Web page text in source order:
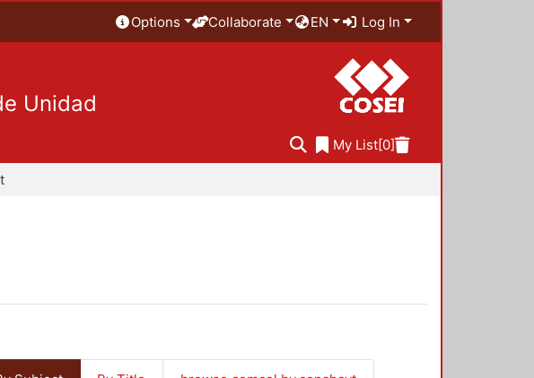
Options Collaborate EN Log In
Unidad
My List[0]